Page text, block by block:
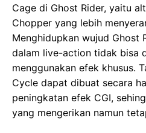
Cage di Ghost Rider, yaitu
Chopper yang lebih
Menghidupkan wujud Ghost
dalam live-action tidak bisa
menggunakan efek khusus.
Cycle dapat dibuat secara
peningkatan efek CGI,
yang mengerikan namun